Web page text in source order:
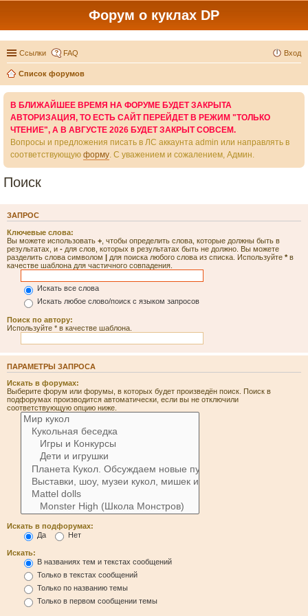
Форум о куклах DP
Ссылки FAQ Вход
Список форумов
В БЛИЖАЙШЕЕ ВРЕМЯ НА ФОРУМЕ БУДЕТ ЗАКРЫТА
АВТОРИЗАЦИЯ, ТО ЕСТЬ САЙТ ПЕРЕЙДЕТ В РЕЖИМ "ТОЛЬКО
ЧТЕНИЕ", А В АВГУСТЕ 2026 БУДЕТ ЗАКРЫТ СОВСЕМ.
Вопросы и предложения писать в ЛС аккаунта admin или направлять в
соответствующую форму. С уважением и сожалением, Админ.
Поиск
ЗАПРОС
Ключевые слова:
Вы можете использовать + , чтобы определить слова, которые должны быть в
результатах, и - для слов, которых в результатах быть не должно. Вы можете
разделить слова символом | для поиска любого слова из списка. Используйте *в
качестве шаблона для частичного совпадения.
Искать все слова
Искать любое слово/поиск с языком запросов
Поиск по автору:
Используйте * в качестве шаблона.
ПАРАМЕТРЫ ЗАПРОСА
Искать в форумах:
Выберите форум или форумы, в которых будет произведён поиск. Поиск в
подфорумах производится автоматически, если вы не отключили
соответствующую опцию ниже.
Искать в подфорумах:
Да
Нет
Искать:
В названиях тем и текстах сообщений
Только в текстах сообщений
Только по названию темы
Только в первом сообщении темы